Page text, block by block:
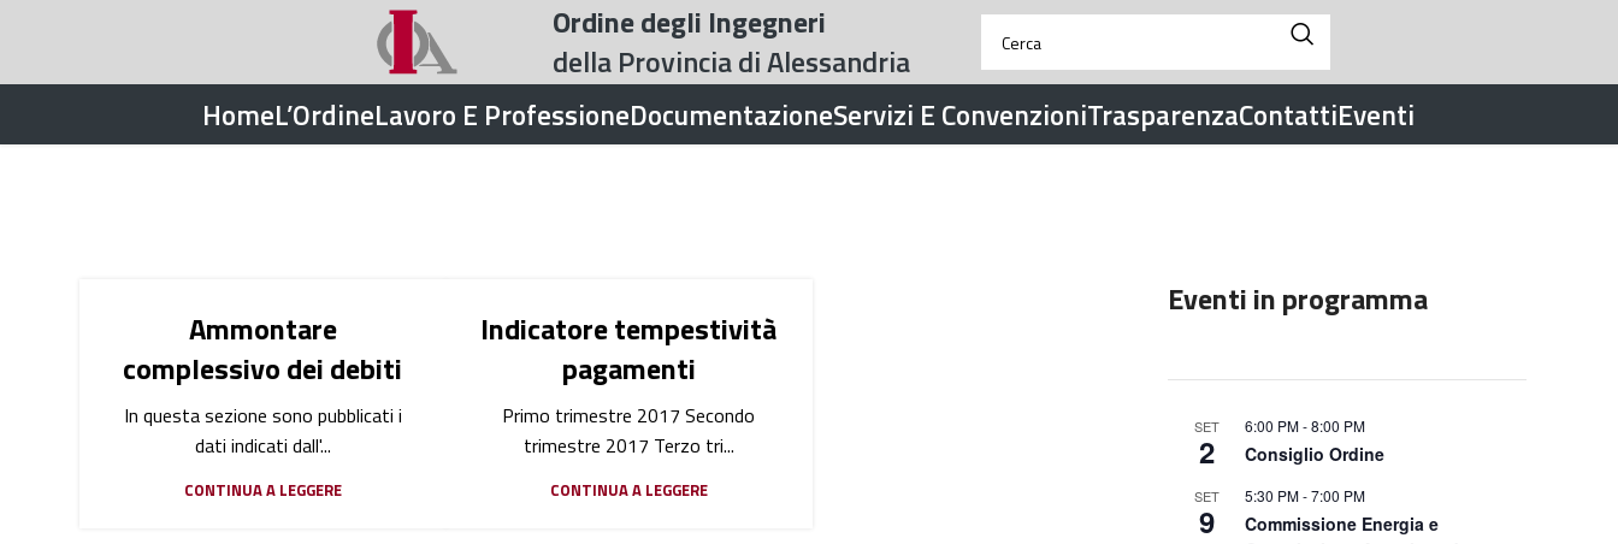
Ordine degli Ingegneri
della Provincia di Alessandria
HomeL’OrdineLavoro E ProfessioneDocumentazioneServizi E ConvenzioniTrasparenzaContattiEventi
Ammontare
complessivo dei debiti
In questa sezione sono pubblicati i
dati indicati dall'...
CONTINUA A LEGGERE
Indicatore tempestività
pagamenti
Primo trimestre 2017 Secondo
trimestre 2017 Terzo tri...
CONTINUA A LEGGERE
Eventi in programma
SET
2
6:00 PM-8:00 PM
Consiglio Ordine
SET
9
5:30 PM-7:00 PM
Commissione Energia e